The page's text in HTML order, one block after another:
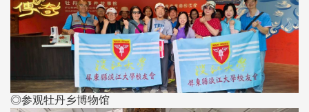
◎参观牡丹乡博物馆